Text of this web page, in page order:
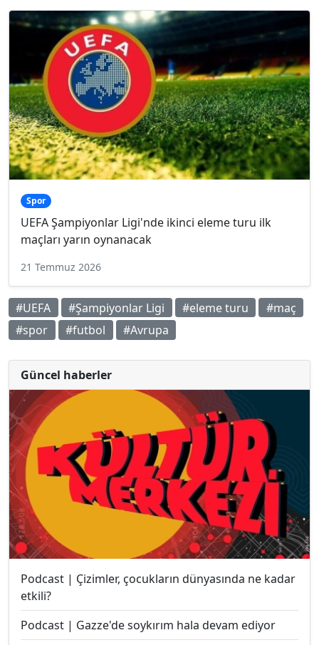
Spor
UEFA Şampiyonlar Ligi'nde ikinci eleme turu ilk
maçları yarın oynanacak
21 Temmuz 2026
#UEFA #Şampiyonlar Ligi #eleme turu
#maç
#spor
#futbol #Avrupa
Güncel haberler
Podcast | Çizimler, çocukların dünyasında ne kadar
etkili?
Podcast | Gazze'de soykırım hala devam ediyor